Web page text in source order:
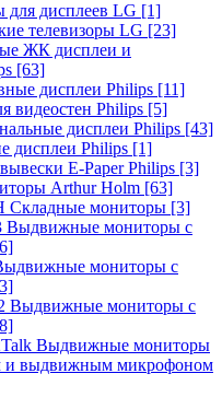
для дисплеев LG [1]
телевизоры LG [23]
ЖК дисплеи и
[63]
дисплеи Philips [11]
видеостен Philips [5]
дисплеи Philips [43]
дисплеи Philips [1]
E-Paper Philips [3]
Arthur Holm [63]
Складные мониторы [3]
Выдвижные мониторы с
мониторы с
Выдвижные мониторы с
Выдвижные мониторы
и выдвижным микрофоном